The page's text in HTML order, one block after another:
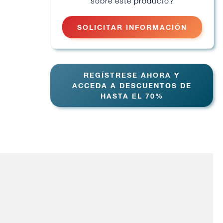
SOLICITAR INFORMACIÓN
REGÍSTRESE AHORA Y
ACCEDA A DESCUENTOS DE
HASTA EL 70%